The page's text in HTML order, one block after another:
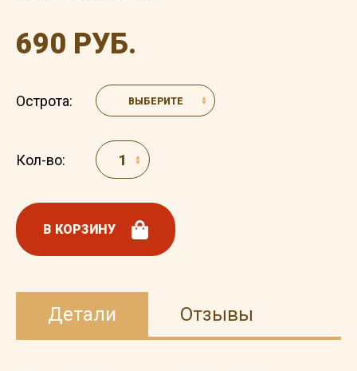
690 РУБ.
Острота: ВЫБЕРИТЕ
Кол-во:
В КОРЗИНУ
Детали Отзывы